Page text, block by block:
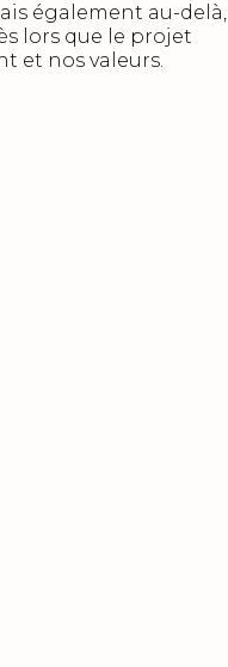
également au-delà,
lors que le projet
et nos valeurs.